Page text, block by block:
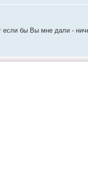
бы Вы мне дали -